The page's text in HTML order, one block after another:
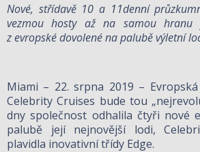
Nové, střídavě 10 a 11denní
vezmou hosty až na samou hranu
z evropské dovolené na palubě výletní
Miami – 22. srpna 2019 –
Celebrity Cruises bude tou
dny společnost odhalila čtyři nové
palubě její nejnovější lodi,
plavidla inovativní třídy Edge.